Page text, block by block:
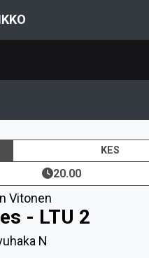
KES
20.00
Vitonen
- LTU 2
N